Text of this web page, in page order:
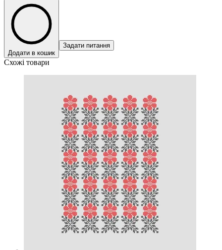
Додати в кошик
Задати питання
Схожі товари